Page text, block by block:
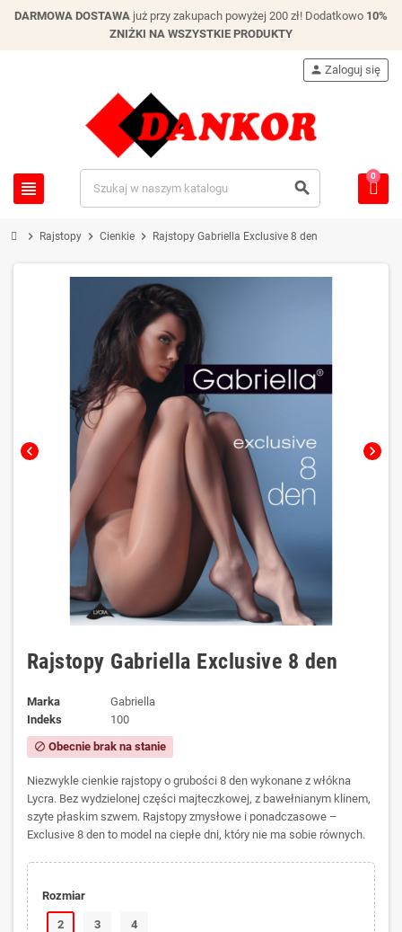
DARMOWA DOSTAWA już przy zakupach powyżej 200 zł! Dodatkowo 10%
ZNIŻKI NA WSZYSTKIE PRODUKTY
view_headline search
person Zaloguj się
0
chevron_right Rajstopy chevron_right Cienkie chevron_right Rajstopy Gabriella Exclusive 8 den
chevron_left chevron_right
Rajstopy Gabriella Exclusive 8 den
Marka
Gabriella
Indeks
100
block Obecnie brak na stanie
Niezwykle cienkie rajstopy o grubości 8 den wykonane z włókna
Lycra. Bez wydzielonej części majteczkowej, z bawełnianym klinem,
szyte płaskim szwem. Rajstopy zmysłowe i ponadczasowe –
Exclusive 8 den to model na ciepłe dni, który nie ma sobie równych.
Rozmiar
2 3 4